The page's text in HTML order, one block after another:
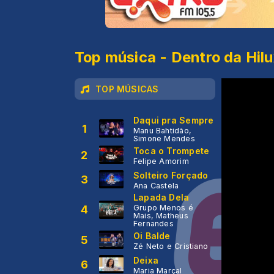
Top música - Dentro da
TOP MÚSICAS
1
Daqui pra Sempre
Manu Bahtidão,
Simone Mendes
2 Toca o Trompete
Felipe Amorim
3 Solteiro Forçado
Ana Castela
4
Lapada Dela
Grupo Menos é
Mais, Matheus
Fernandes
5 Oi Balde
Zé Neto e Cristiano
6 Deixa
Maria Marçal